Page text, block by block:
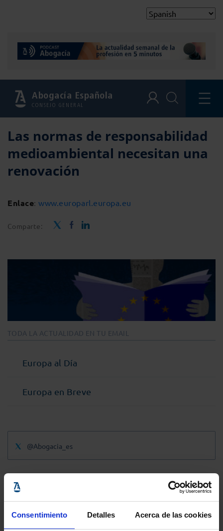
Consentimiento Detalles Acerca de las cookies
Abogacía Española
CONSEJO GENERAL
Las normas de responsabilidad
medioambiental necesitan una
renovación
Enlace:www.europarl.europa.eu
Comparte:
TODA LA ACTUALIDAD EN TU EMAIL
Europa al Día
Europa en Breve
@Abogacia_es